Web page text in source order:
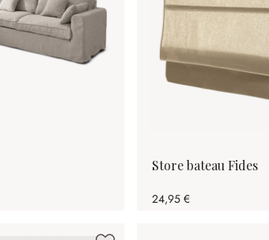
Store bateau Fides
24,95 €